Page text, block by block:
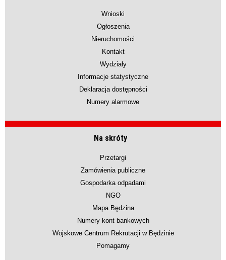
Wnioski
Ogłoszenia
Nieruchomości
Kontakt
Wydziały
Informacje statystyczne
Deklaracja dostępności
Numery alarmowe
Na skróty
Przetargi
Zamówienia publiczne
Gospodarka odpadami
NGO
Mapa Będzina
Numery kont bankowych
Wojskowe Centrum Rekrutacji w Będzinie
Pomagamy